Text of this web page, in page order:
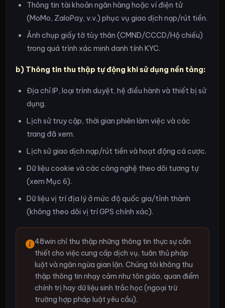
Thông tin tài khoản ngân hàng hoặc ví điện tử
(MoMo, ZaloPay, v.v.) phục vụ giao dịch nạp/rút tiền.
Ảnh chụp giấy tờ tùy thân (CMND/CCCD/Hộ chiếu)
trong quá trình xác minh danh tính KYC.
b) Thông tin thu thập tự động khi sử dụng nền tảng:
Địa chỉ IP, loại trình duyệt, hệ điều hành và thiết bị sử
dụng.
Lịch sử truy cập, thời gian phiên làm việc và các
trang đã xem.
Lịch sử giao dịch nạp/rút tiền và hoạt động cá cược.
Dữ liệu cookie và các công nghệ theo dõi tương tự
(xem Mục 6).
Dữ liệu vị trí địa lý ở mức độ quốc gia/tỉnh thành
(không theo dõi vị trí GPS chính xác).
48win chỉ thu thập những thông tin thực sự cần
thiết cho việc cung cấp dịch vụ, tuân thủ pháp
luật và ngăn ngừa gian lận. Chúng tôi không thu
thập thông tin nhạy cảm như tôn giáo, quan điểm
chính trị hay dữ liệu sinh trắc học (ngoại trừ
trường hợp pháp luật yêu cầu).